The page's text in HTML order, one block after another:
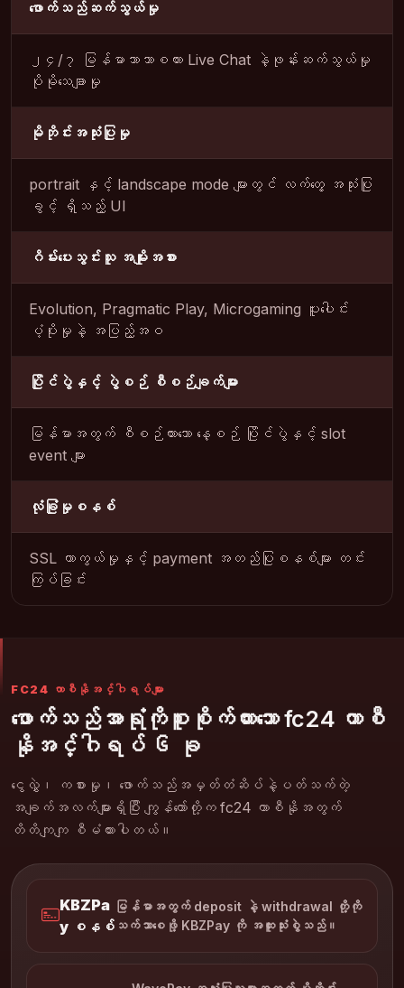
ဖောက်သည်ဆက်သွယ်မှု
၂၄/၇ မြန်မာဘာသာစကား Live Chat နဲ့ဖုန်းဆက်သွယ်မှု
ပိုမိုသေချာမှု
မိုဘိုင်းအသုံးပြုမှု
portrait နှင့် landscape mode များတွင် လက်တွေ့ အသုံးပြု
ခွင့် ရှိသည့် UI
ဂိမ်းပေးသွင်းသူ အမျိုးအစား
Evolution, Pragmatic Play, Microgaming ပူးပေါင်း
ပံ့ပိုးမှုနဲ့ အပြည့်အဝ
ပြိုင်ပွဲနှင့် ပွဲစဉ် စီစဉ်ချက်များ
မြန်မာအတွက် စီစဉ်ထားသော နေ့စဉ် ပြိုင်ပွဲနှင့် slot
event များ
လုံခြုံမှုစနစ်
SSL ကာကွယ်မှုနှင့် payment အတည်ပြုစနစ်များ တင်း
ကြပ်ခြင်း
FC24 ကာစီနိုအင်္ဂါရပ်များ
ဖောက်သည်အာရုံကိုစူးစိုက်ထားသော fc24 ကာစီ
နိုအင်္ဂါရပ် ၆ ခု
ငွေလွှဲ၊ ကစားမှု၊ ဖောက်သည်အမှတ်တံဆိပ်နဲ့ပတ်သက်တဲ့
အချက်အလက်များရှိပြီး ကျွန်တော်တို့က fc24 ကာစီနိုအတွက်
တိတိကျကျ စီမံထားပါတယ်။
KBZPa
y စနစ်
မြန်မာအတွက် deposit နဲ့ withdrawal တို့ကို
သက်သာစေဖို့ KBZPay ကို အထူးသုံးစွဲသည်။